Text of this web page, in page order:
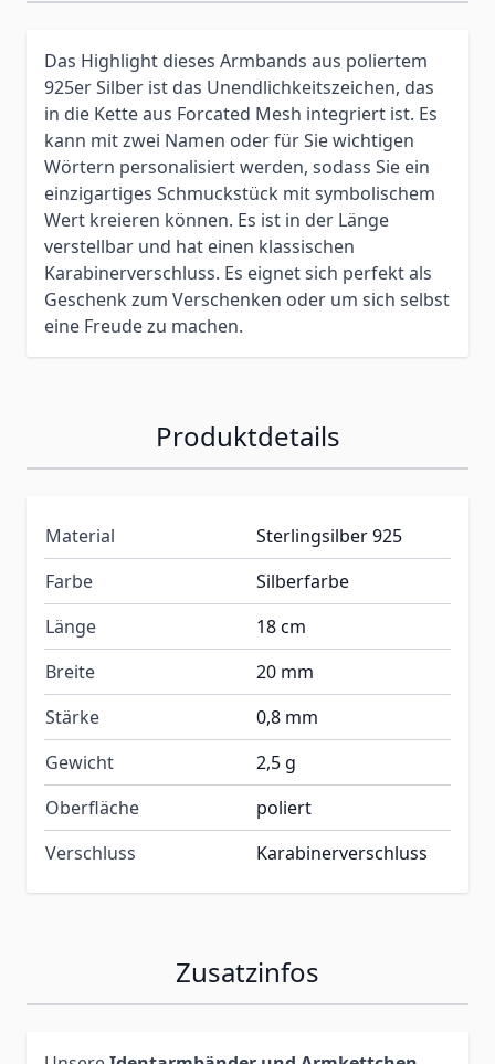
Das Highlight dieses Armbands aus poliertem
925er Silber ist das Unendlichkeitszeichen, das
in die Kette aus Forcated Mesh integriert ist. Es
kann mit zwei Namen oder für Sie wichtigen
Wörtern personalisiert werden, sodass Sie ein
einzigartiges Schmuckstück mit symbolischem
Wert kreieren können. Es ist in der Länge
verstellbar und hat einen klassischen
Karabinerverschluss. Es eignet sich perfekt als
Geschenk zum Verschenken oder um sich selbst
eine Freude zu machen.
Produktdetails
Material
Sterlingsilber 925
Farbe
Silberfarbe
Länge
18 cm
Breite
20 mm
Stärke
0,8 mm
Gewicht
2,5 g
Oberfläche
poliert
Verschluss
Karabinerverschluss
Zusatzinfos